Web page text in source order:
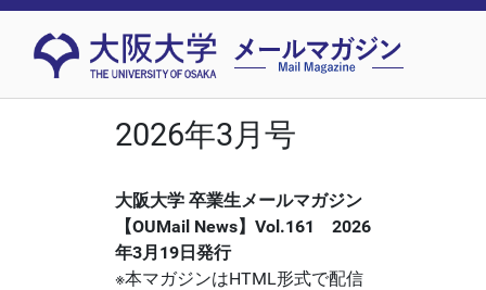
2026年3月号
大阪大学 卒業生メールマガジン
【OUMail News】Vol.161 2026
年3月19日発行
※本マガジンはHTML形式で配信